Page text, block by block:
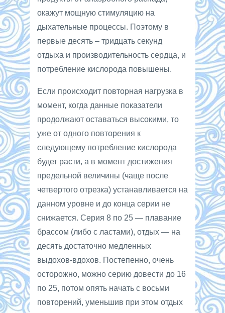
окажут мощную стимуляцию на
дыхательные процессы. Поэтому в
первые десять – тридцать секунд
отдыха и производительность сердца, и
потребление кислорода повышены.
Если происходит повторная нагрузка в
момент, когда данные показатели
продолжают оставаться высокими, то
уже от одного повторения к
следующему потребление кислорода
будет расти, а в момент достижения
предельной величины (чаще после
четвертого отрезка) устанавливается на
данном уровне и до конца серии не
снижается. Серия 8 по 25 — плавание
брассом (либо с ластами), отдых — на
десять достаточно медленных
выдохов-вдохов. Постепенно, очень
осторожно, можно серию довести до 16
по 25, потом опять начать с восьми
повторений, уменьшив при этом отдых